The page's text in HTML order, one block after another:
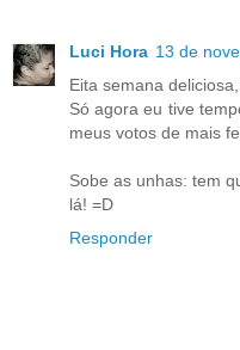
Luci Hora 13 de
Eita semana
Só agora eu tive
meus votos de mais
Sobe as unhas: tem
lá! =D
Responder